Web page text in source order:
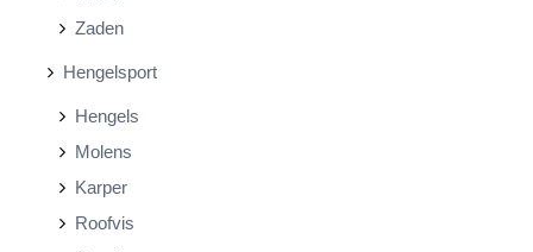
Zaden
Hengelsport
Hengels
Molens
Karper
Roofvis